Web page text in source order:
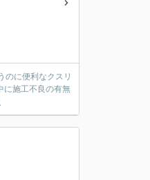
に便利なクスリ
に施工不良の有無